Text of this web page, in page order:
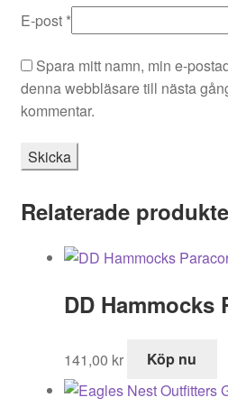
E-post *
Spara mitt namn, min e-
denna webbläsare till nästa
kommentar.
Relaterade
DD Hammocks
141,00 kr Köp nu